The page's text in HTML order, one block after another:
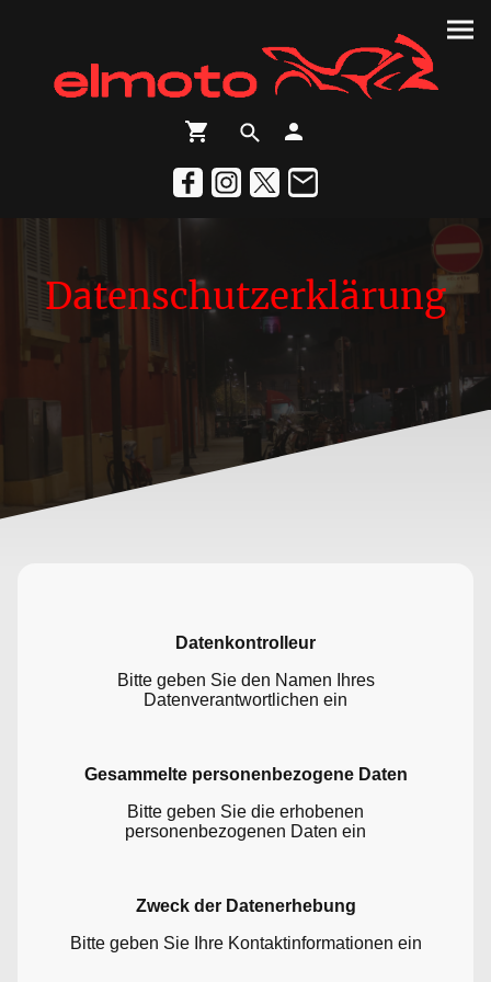
Datenschutzerklärung
Datenkontrolleur
Bitte geben Sie den Namen Ihres
Datenverantwortlichen ein
Gesammelte personenbezogene Daten
Bitte geben Sie die erhobenen
personenbezogenen Daten ein
Zweck der Datenerhebung
Bitte geben Sie Ihre Kontaktinformationen ein